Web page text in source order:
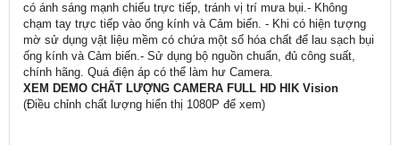
có ánh sáng mạnh chiếu trực tiếp, tránh vị trí mưa bụi.- Không
chạm tay trực tiếp vào ống kính và Cảm biến. - Khi có hiện tượng
mờ sử dụng vật liệu mềm có chứa một số hóa chất để lau sạch bụi
ống kính và Cảm biến.- Sử dụng bộ nguồn chuẩn, đủ công suất,
chính hãng. Quá điện áp có thể làm hư Camera.
XEM DEMO CHẤT LƯỢNG CAMERA FULL HD HIK Vision
(Điều chỉnh chất lượng hiển thị 1080P để xem)